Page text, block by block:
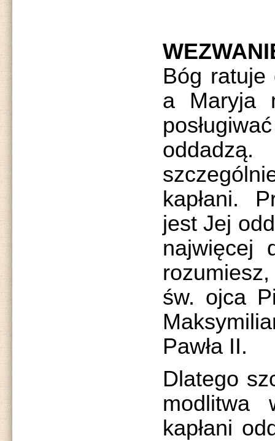
Bóg ratuje
a Maryja
kapłani.
jest Jej
najwięcej
św. ojca
Pawła II.
Dlatego
modlitwa
kapłani